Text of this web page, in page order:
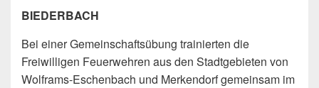
BIEDERBACH
Bei einer Gemeinschaftsübung trainierten die
Freiwilligen Feuerwehren aus den Stadtgebieten von
Wolframs-Eschenbach und Merkendorf gemeinsam im